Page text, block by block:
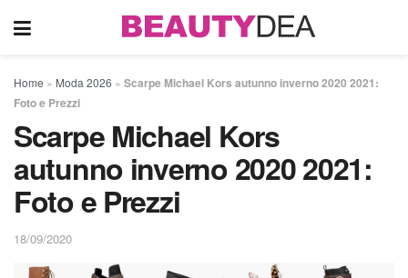
Home » Moda 2026 » Scarpe Michael Kors autunno inverno 2020 2021:
Foto e Prezzi
Scarpe Michael Kors
autunno inverno 2020 2021:
Foto e Prezzi
18/09/2020